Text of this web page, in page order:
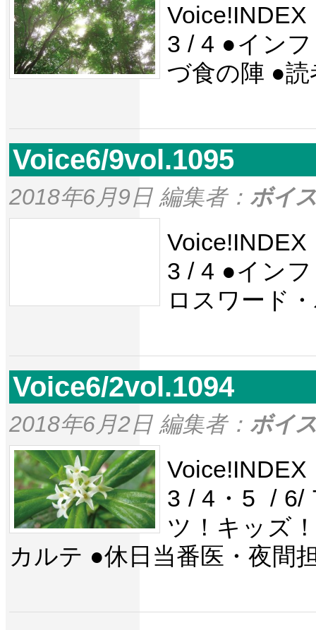
3 / 4 ●イン
づ食の陣 ●
Voice6/9vol.1095
2018年6月9日 編集者： ボイ
3 / 4 ●イン
ロスワード
Voice6/2vol.1094
2018年6月2日 編集者： ボイ
3 / 4・5 / 6/
ツ！キッズ
カルテ ●休日当番医・夜間